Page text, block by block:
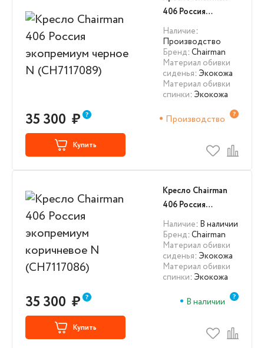
406 Россия
экопремиум
черное N
(CH7117089)
Наличие:
Производство
Бренд: Chairman
Материал обивки
сиденья: Экокожа
Материал обивки
спинки: Экокожа
35 300 ₽ Производство
Купить
Кресло Chairman
406 Россия
экопремиум
коричневое N
(CH7117086)
Наличие: В наличии
Бренд: Chairman
Материал обивки
сиденья: Экокожа
Материал обивки
спинки: Экокожа
35 300 ₽ В наличии
Купить